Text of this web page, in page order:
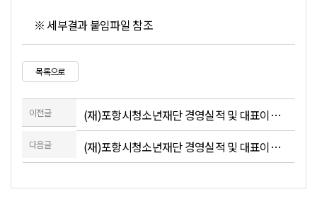
※ 세부결과 붙임파일 참조
목록으로
이전글 (재)포항시청소년재단 경영실적 및 대표이사 성과평가결과(2022년도 실적)
다음글 (재)포항시청소년재단 경영실적 및 대표이사 성과평가결과(2023년도 실적)